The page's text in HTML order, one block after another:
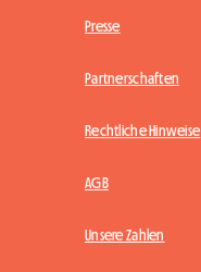
Presse
Partnerschaften
Rechtliche Hinweise
AGB
Unsere Zahlen